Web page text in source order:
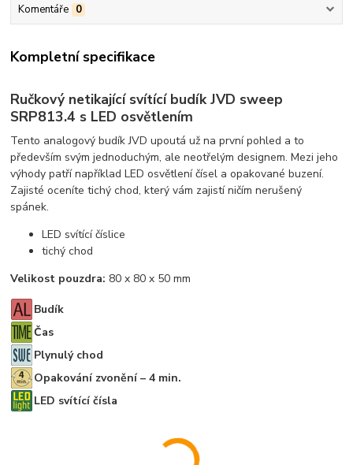
Komentáře 0
Kompletní specifikace
Ručkový netikající svítící budík JVD sweep
SRP813.4 s LED osvětlením
Tento analogový budík JVD upoutá už na první pohled a to
především svým jednoduchým, ale neotřelým designem. Mezi jeho
výhody patří například LED osvětlení čísel a opakované buzení.
Zajisté oceníte tichý chod, který vám zajistí ničím nerušený
spánek.
LED svítící číslice
tichý chod
Velikost pouzdra: 80 x 80 x 50 mm
Budík
Čas
Plynulý chod
Opakování zvonění – 4 min.
LED svítící čísla